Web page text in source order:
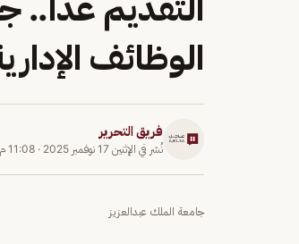
الوظائف
فريق التحرير
نُشر في الإثنين 17 نوفمبر 2025 · 11:08 م
جامعة الملك عبدالعزيز